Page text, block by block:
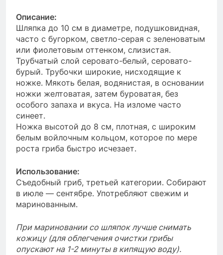
Описание:
Шляпка до 10 см в диаметре, подушковидная,
часто с бугорком, светло-серая с зеленоватым
или фиолетовым оттенком, слизистая.
Трубчатый слой серовато-белый, серовато-
бурый. Трубочки широкие, нисходящие к
ножке. Мякоть белая, водянистая, в основании
ножки желтоватая, затем буроватая, без
особого запаха и вкуса. На изломе часто
синеет.
Ножка высотой до 8 см, плотная, с широким
белым войлочным кольцом, которое по мере
роста гриба быстро исчезает.
Использование:
Съедобный гриб, третьей категории. Собирают
в июле — сентябре. Употребляют свежим и
маринованным.
При мариновании со шляпок лучше снимать
кожицу (для облегчения очистки грибы
опускают на 1-2 минуты в кипящую воду).